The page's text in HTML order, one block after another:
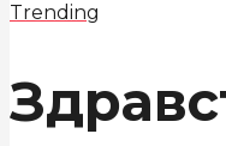
Trending